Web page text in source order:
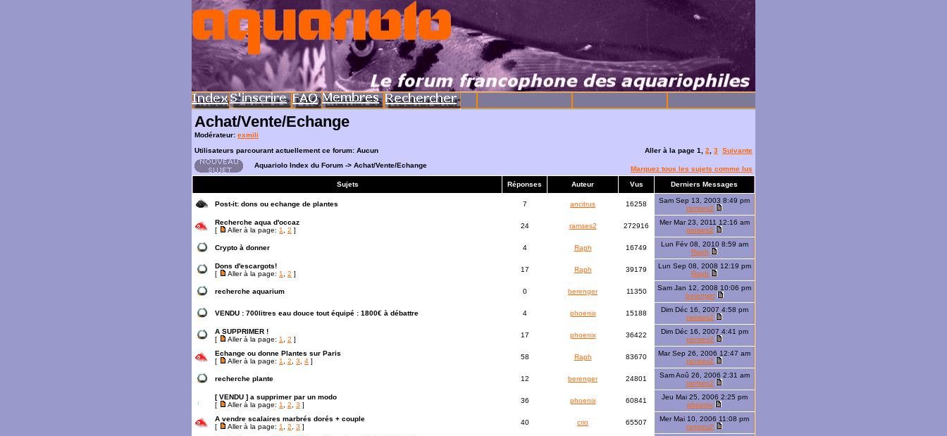
Achat/Vente/Echange
Modérateur: exmili
Utilisateurs parcourant actuellement ce forum: Aucun
Aller à la page 1 2 3 Suivante
Aquariolo Index du Forum -> Achat/Vente/Echange
Marquez tous les sujets comme lus
Sujets
Réponses Auteur Vus Derniers Messages
Post-it: dons ou echange de plantes 7 ancitrus 16258
Sam Sep 13, 2003 8:49 pm
ramses2
Recherche aqua d'occaz
[
Aller à la page: 1 2 ]
24 ramses2 272916
Mer Mar 23, 2011 12:16 am
ramses2
Crypto à donner 4 Raph 16749
Lun Fév 08, 2010 8:59 am
Raph
Dons d'escargots!
[
Aller à la page: 1 2 ]
17 Raph 39179
Lun Sep 08, 2008 12:19 pm
Raph
recherche aquarium 0 berenger 11350
Sam Jan 12, 2008 10:06 pm
berenger
VENDU : 700litres eau douce tout équipé : 1800€ à débattre 4 phoenix 15188
Dim Déc 16, 2007 4:58 pm
ramses2
A SUPPRIMER !
[
Aller à la page: 1 2 ]
17 phoenix 36422
Dim Déc 16, 2007 4:41 pm
ramses2
Echange ou donne Plantes sur Paris
[
Aller à la page: 1 2 3 4 ]
58 Raph 83670
Mar Sep 26, 2006 12:47 am
ramses2
recherche plante 12 berenger 24801
Sam Aoû 26, 2006 2:31 am
ramses2
[ VENDU ] a supprimer par un modo
[
Aller à la page: 1 2 3 ]
36 phoenix 60841
Jeu Mai 25, 2006 2:25 pm
phoenix
A vendre scalaires marbrés dorés + couple
[
Aller à la page: 1 2 3 ]
40 crio 65507
Mer Mai 10, 2006 11:08 pm
ramses2